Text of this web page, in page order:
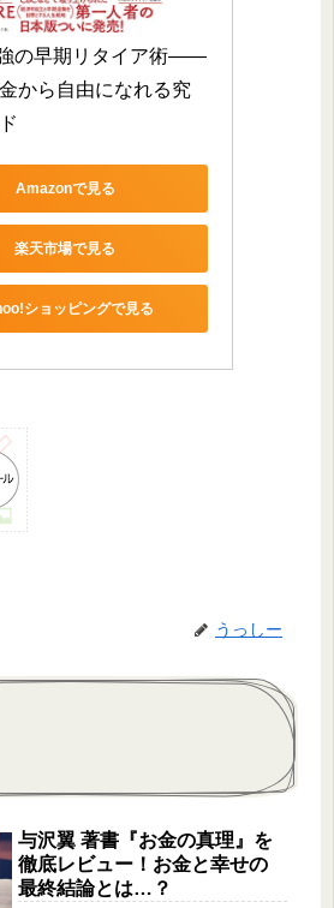
の早期リタイア術――
から自由になれる究
Amazonで見る
楽天市場で見る
ショッピングで見る
うっしー
与沢翼 著書『お金の真理』を
徹底レビュー！お金と幸せの
最終結論とは…？